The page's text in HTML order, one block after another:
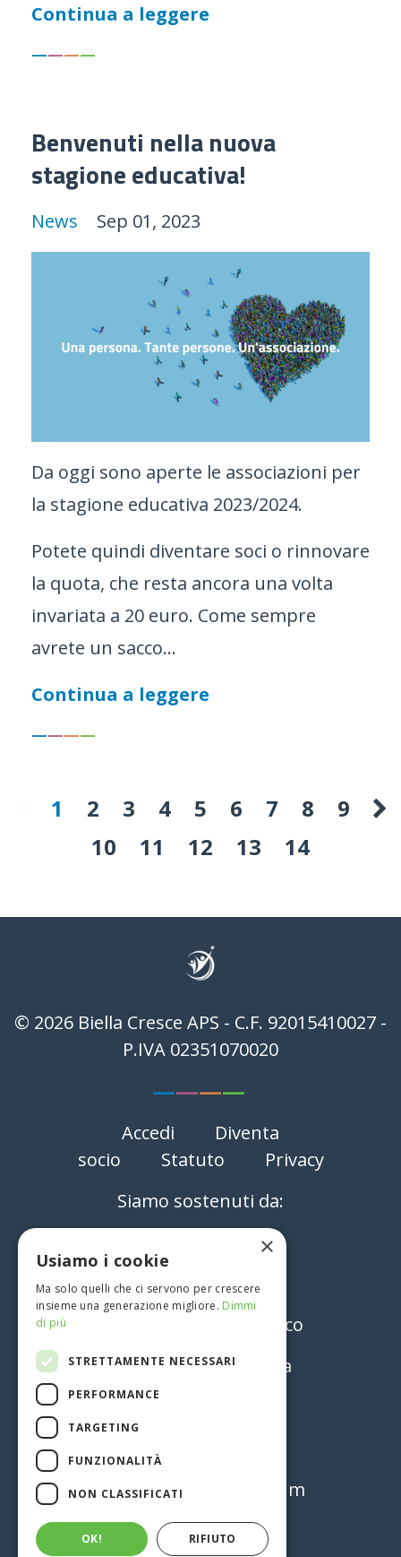
Continua a leggere
————
Benvenuti nella nuova
stagione educativa!
News Sep 01, 2023
Da oggi sono aperte le associazioni per
la stagione educativa 2023/2024.
Potete quindi diventare soci o rinnovare
la quota, che resta ancora una volta
invariata a 20 euro. Come sempre
avrete un sacco...
Continua a leggere
————
1 2 3 4 5 6 7 8
9
10
11 12 13 14
© 2026 Biella Cresce APS - C.F. 92015410027 -
P.IVA 02351070020
————
Accedi
Diventa
socio
Statuto
Privacy
Siamo sostenuti da:
bonprix
Vitale Barberis Canonico
Banca Patrimoni Sella
Fondazione Zegna
Fondazione Fila Museum
Fondazione CRB
×
Usiamo i cookie
Ma solo quelli che ci servono per crescere
insieme una generazione migliore. Dimmi
di più
STRETTAMENTE NECESSARI
PERFORMANCE
TARGETING
FUNZIONALITÀ
NON CLASSIFICATI
OK! RIFIUTO